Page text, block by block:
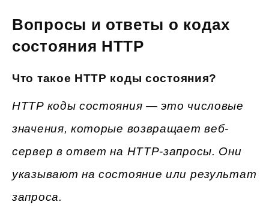
Вопросы и ответы о кодах
состояния HTTP
Что такое HTTP коды состояния?
HTTP коды состояния — это числовые
значения, которые возвращает веб-
сервер в ответ на HTTP-запросы. Они
указывают на состояние или результат
запроса.